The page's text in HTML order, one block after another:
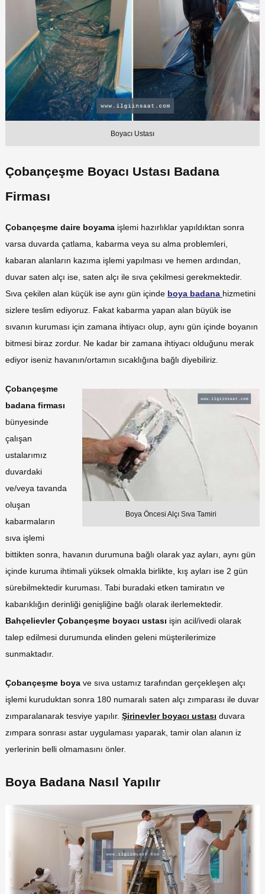
Boyacı Ustası
Çobançeşme Boyacı Ustası Badana
Firması
Çobançeşme daire boyama işlemi hazırlıklar yapıldıktan sonra
varsa duvarda çatlama, kabarma veya su alma problemleri,
kabaran alanların kazıma işlemi yapılması ve hemen ardından,
duvar saten alçı ise, saten alçı ile sıva çekilmesi gerekmektedir.
Sıva çekilen alan küçük ise aynı gün içinde boya badana hizmetini
sizlere teslim ediyoruz. Fakat kabarma yapan alan büyük ise
sıvanın kuruması için zamana ihtiyacı olup, aynı gün içinde boyanın
bitmesi biraz zordur. Ne kadar bir zamana ihtiyacı olduğunu merak
ediyor iseniz havanın/ortamın sıcaklığına bağlı diyebiliriz.
Boya Öncesi Alçı Sıva Tamiri
Çobançeşme
badana firması
bünyesinde
çalışan
ustalarımız
duvardaki
ve/veya tavanda
oluşan
kabarmaların
sıva işlemi
bittikten sonra, havanın durumuna bağlı olarak yaz ayları, aynı gün
içinde kuruma ihtimali yüksek olmakla birlikte, kış ayları ise 2 gün
sürebilmektedir kuruması. Tabi buradaki etken tamiratın ve
kabarıklığın derinliği genişliğine bağlı olarak ilerlemektedir.
BahçelievlerÇobançeşme boyacı ustası işin acil/ivedi olarak
talep edilmesi durumunda elinden geleni müşterilerimize
sunmaktadır.
Çobançeşme boya ve sıva ustamız tarafından gerçekleşen alçı
işlemi kuruduktan sonra 180 numaralı saten alçı zımparası ile duvar
zımparalanarak tesviye yapılır. Şirinevler boyacı ustası duvara
zımpara sonrası astar uygulaması yaparak, tamir olan alanın iz
yerlerinin belli olmamasını önler.
Boya Badana Nasıl Yapılır